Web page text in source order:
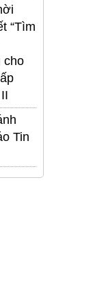
“Tìm
cho
Tin